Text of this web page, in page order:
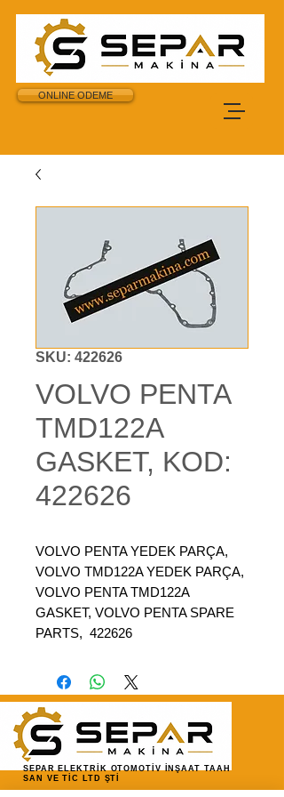
ONLINE ODEME
SKU: 422626
VOLVO PENTA
TMD122A
GASKET, KOD:
422626
VOLVO PENTA YEDEK PARÇA,
VOLVO TMD122A YEDEK PARÇA,
VOLVO PENTA TMD122A
GASKET, VOLVO PENTA SPARE
PARTS, 422626
SEPAR ELEKTRİK OTOMOTİV İNŞAAT TAAH
SAN VE TİC LTD ŞTİ